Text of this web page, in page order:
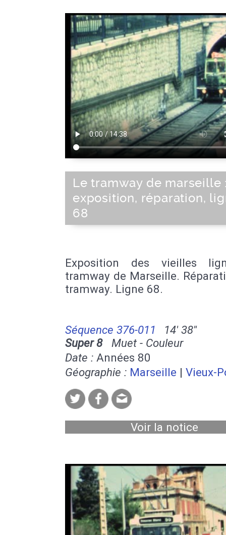
Le tramway de marseille
exposition, réparation,
68
Exposition des vieilles
tramway de Marseille.
tramway. Ligne 68.
Séquence 376-011
14' 38''
Super 8Muet - Couleur
Date : Années 80
Géographie : Marseille | Vieux-
Voir la notice